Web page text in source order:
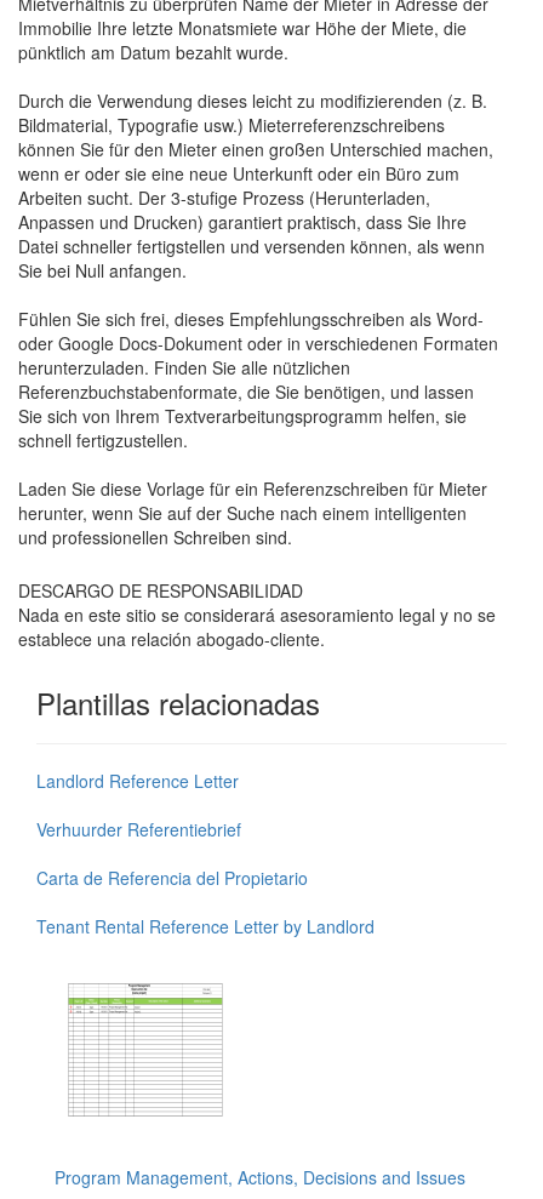
Immobilie Ihre letzte Monatsmiete war Höhe der Miete, die
pünktlich am Datum bezahlt wurde.
Durch die Verwendung dieses leicht zu modifizierenden (z. B.
Bildmaterial, Typografie usw.) Mieterreferenzschreibens
können Sie für den Mieter einen großen Unterschied machen,
wenn er oder sie eine neue Unterkunft oder ein Büro zum
Arbeiten sucht. Der 3-stufige Prozess (Herunterladen,
Anpassen und Drucken) garantiert praktisch, dass Sie Ihre
Datei schneller fertigstellen und versenden können, als wenn
Sie bei Null anfangen.
Fühlen Sie sich frei, dieses Empfehlungsschreiben als Word-
oder Google Docs-Dokument oder in verschiedenen Formaten
herunterzuladen. Finden Sie alle nützlichen
Referenzbuchstabenformate, die Sie benötigen, und lassen
Sie sich von Ihrem Textverarbeitungsprogramm helfen, sie
schnell fertigzustellen.
Laden Sie diese Vorlage für ein Referenzschreiben für Mieter
herunter, wenn Sie auf der Suche nach einem intelligenten
und professionellen Schreiben sind.
DESCARGO DE RESPONSABILIDAD
Nada en este sitio se considerará asesoramiento legal y no se
establece una relación abogado-cliente.
Plantillas relacionadas
Landlord Reference Letter
Verhuurder Referentiebrief
Carta de Referencia del Propietario
Tenant Rental Reference Letter by Landlord
Program Management, Actions, Decisions and Issues